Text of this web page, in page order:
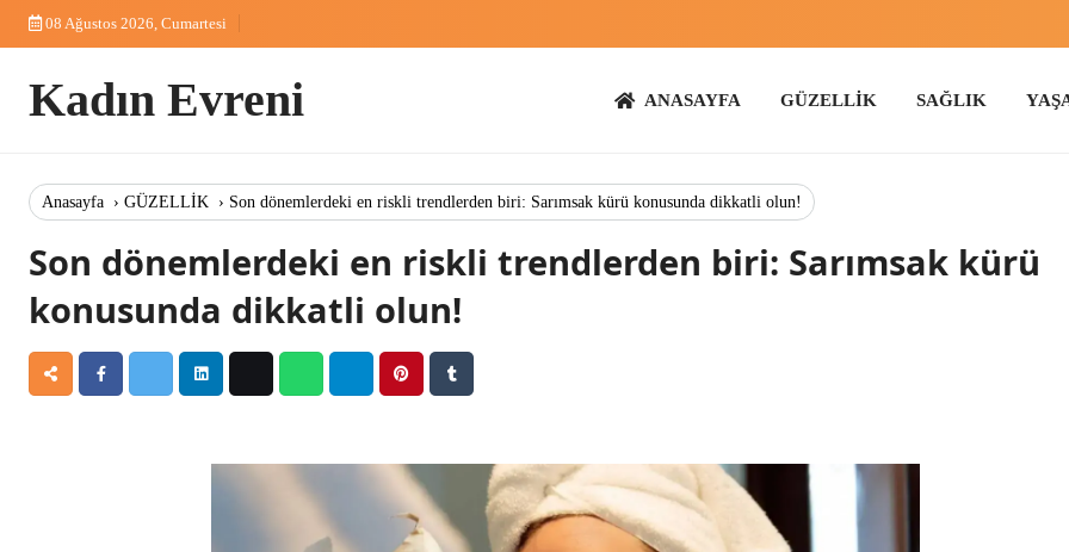
Skip
08 Ağustos 2026, Cumartesi
Kadın Evreni ANASAYFA GÜZELLİK SAĞLIK YAŞAM
Anasayfa › GÜZELLİK › Son dönemlerdeki en riskli trendlerden biri: Sarımsak kürü konusunda dikkatli olun!
Son dönemlerdeki en riskli trendlerden biri: Sarımsak kürü
konusunda dikkatli olun!